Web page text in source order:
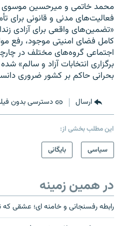
محمد خاتمى و میرحسین موسوى
فعالیت‌هاى مدنى و قانونى براى
«تضمین‌هاى واقعى براى آزادى
کامل فضاى امنیتى موجود، رفع
اجتماعى گروه‌هاى مختلف در
برگزارى انتخابات آزاد و سالم»
بحرانى حاکم بر کشور ضرورى
ارسال دسترسی بدون
این مطلب بخشی از:
سیاسی
بایگانی
در همین زمینه
رابطه رفسنجانی و خامنه ای؛ عشقی که